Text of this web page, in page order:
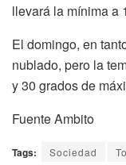
llevará la mínima a
El domingo, en
nublado, pero la
y 30 grados de
Fuente Ambito
Tags: Sociedad